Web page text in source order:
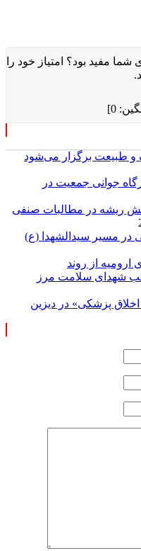
مفید بود؟ امتیاز خود را
0
]
و طبیعت برگزار می‌شود
جوانی جمعیت در
ریشه در مطالبات صنفی
در مسیر سیدالشهدا (ع)
ارومیه از روند
شهدای سلامت مرز
اخلاق پزشکی» در دیزین